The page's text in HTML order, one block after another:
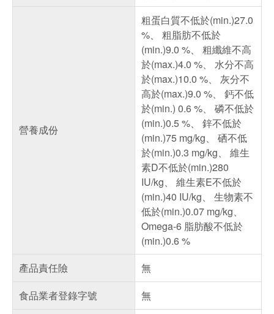
營養成份
粗蛋白質不低於(min.)27.0
%、 粗脂肪不低於
(min.)9.0 %、 粗纖維不高
於(max.)4.0 %、 水分不高
於(max.)10.0 %、 灰分不
高於(max.)9.0 %、 鈣不低
於(min.) 0.6 %、 磷不低於
(min.)0.5 %、 鋅不低於
(min.)75 mg/kg、 硒不低
於(min.)0.3 mg/kg、 維生
素D不低於(min.)280
IU/kg、 維生素E不低於
(min.)40 IU/kg、 生物素不
低於(min.)0.07 mg/kg、
Omega-6 脂肪酸不低於
(min.)0.6 %
產品責任險
無
食品業者登錄字號
無